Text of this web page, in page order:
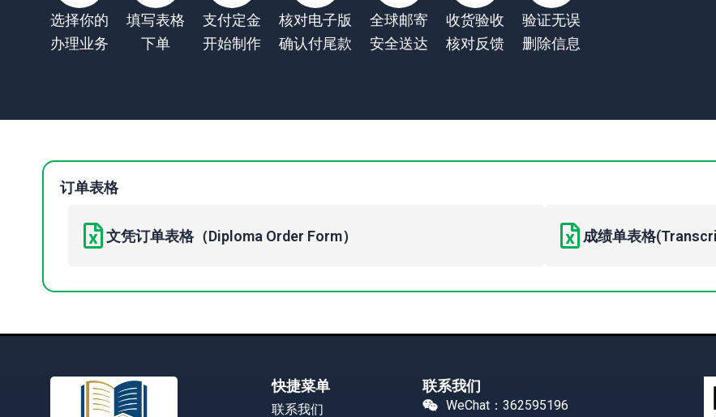
选择你的
办理业务
填写表格
下单
支付定金
开始制作
核对电子版
确认付尾款
全球邮寄
安全送达
收货验收
核对反馈
验证无误
删除信息
订单表格
文凭订单表格（Diploma Order Form） 成绩单表格
快捷菜单
联系我们
联系我们
WeChat：362595196